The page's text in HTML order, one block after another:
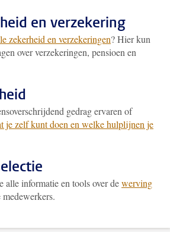
en verzekering
zekerheid en verzekeringen? Hier kun
over verzekeringen, pensioen en
gedrag ervaren of
je zelf kunt doen en welke hulplijnen je
alle informatie en tools over dewerving